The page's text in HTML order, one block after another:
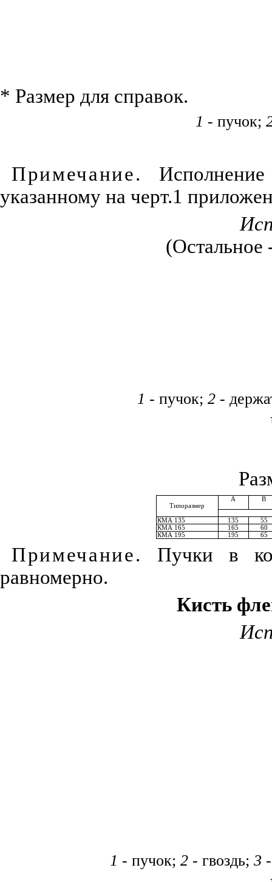
* Размер для справок.
1 - пучок;
Примечание.
указанному на черт.1
(Остальное
1 - пучок; 2 -
Типоразмер
А В
КМА 135 135
55
КМА 165
165
60
КМА 195
195 65
Примечание.
Пучки в
равномерно.
Кисть
1 - пучок; 2 - гвоздь; 3